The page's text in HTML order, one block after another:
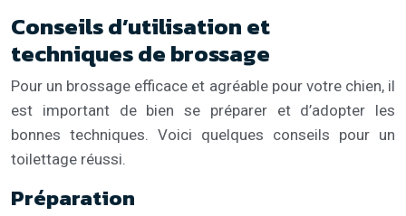
Conseils d’utilisation et
techniques de brossage
Pour un brossage efficace et agréable pour votre chien, il
est important de bien se préparer et d’adopter les
bonnes techniques. Voici quelques conseils pour un
toilettage réussi.
Préparation